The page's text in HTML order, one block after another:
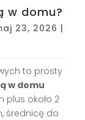
w domu?
23, 2026 |
to prosty
w domu
plus około 2
średnicę do